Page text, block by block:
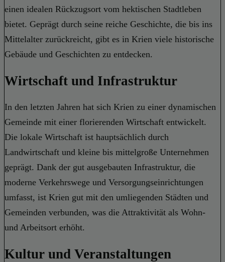
einen idealen Rückzugsort vom hektischen Stadtleben
bietet. Geprägt durch seine reiche Geschichte, die bis ins
Mittelalter zurückreicht, gibt es in Krien viele historische
Gebäude und Geschichten zu entdecken.
Wirtschaft und Infrastruktur
In den letzten Jahren hat sich Krien zu einer dynamischen
Gemeinde mit einer florierenden Wirtschaft entwickelt.
Die lokale Wirtschaft ist hauptsächlich durch
Landwirtschaft und kleine bis mittelgroße Unternehmen
geprägt. Dank der gut ausgebauten Infrastruktur, die
moderne Verkehrswege und Versorgungseinrichtungen
umfasst, ist Krien gut mit den umliegenden Städten und
Gemeinden verbunden, was die Attraktivität als Wohn-
und Arbeitsort erhöht.
Kultur und Veranstaltungen